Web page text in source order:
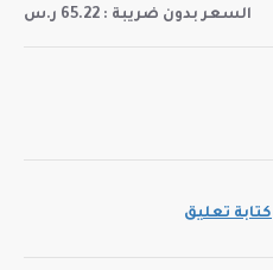
كتابة تعليق
السعر بدون ضريبة : 65.22 ر.س